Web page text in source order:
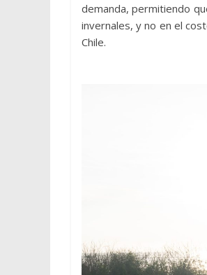
demanda, permitiendo
invernales, y no en el
Chile.